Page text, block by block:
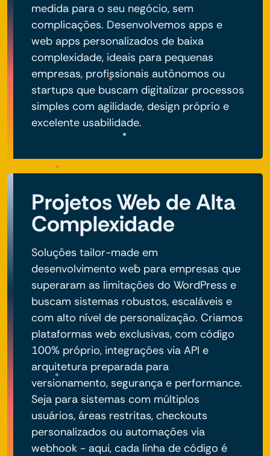
medida para o seu negócio, sem
complicações. Desenvolvemos apps e
web apps personalizados de baixa
complexidade, ideais para pequenas
empresas, profissionais autônomos ou
startups que buscam digitalizar processos
simples com agilidade, design próprio e
excelente usabilidade.
Projetos Web de Alta
Complexidade
Soluções tailor-made em
desenvolvimento web para empresas que
superaram as limitações do WordPress e
buscam sistemas robustos, escaláveis e
com alto nível de personalização. Criamos
plataformas web exclusivas, com código
100% próprio, integrações via API e
arquitetura preparada para
versionamento, segurança e performance.
Seja para sistemas com múltiplos
usuários, áreas restritas, checkouts
personalizados ou automações via
webhook - aqui, cada linha de código é